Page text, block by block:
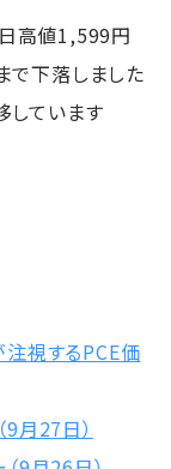
高値1,599円
で下落しました
ています
視するPCE価
月27日）